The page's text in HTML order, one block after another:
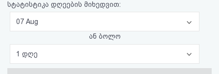
ავტორიზაცია
პაროლის
სტატისტიკა დღეების მიხედვით:
07 Aug
ან ბოლო
1 დღე